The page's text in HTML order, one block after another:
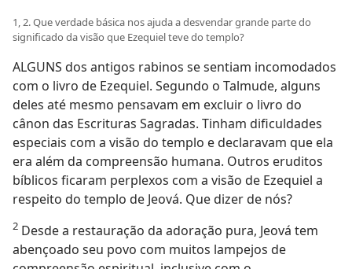
1, 2. Que verdade básica nos ajuda a desvendar grande parte do
significado da visão que Ezequiel teve do templo?
ALGUNS dos antigos rabinos se sentiam incomodados
com o livro de Ezequiel. Segundo o Talmude, alguns
deles até mesmo pensavam em excluir o livro do
cânon das Escrituras Sagradas. Tinham dificuldades
especiais com a visão do templo e declaravam que ela
era além da compreensão humana. Outros eruditos
bíblicos ficaram perplexos com a visão de Ezequiel a
respeito do templo de Jeová. Que dizer de nós?
2 Desde a restauração da adoração pura, Jeová tem
abençoado seu povo com muitos lampejos de